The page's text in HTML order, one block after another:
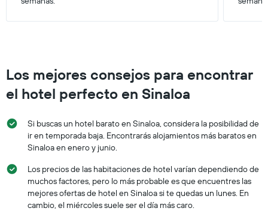
Los mejores consejos para encontrar
el hotel perfecto en Sinaloa
Si buscas un hotel barato en Sinaloa, considera la posibilidad de
ir en temporada baja. Encontrarás alojamientos más baratos en
Sinaloa en enero y junio.
Los precios de las habitaciones de hotel varían dependiendo de
muchos factores, pero lo más probable es que encuentres las
mejores ofertas de hotel en Sinaloa si te quedas un lunes. En
cambio, el miércoles suele ser el día más caro.